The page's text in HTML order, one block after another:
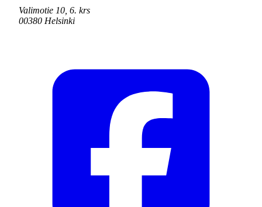
Valimotie 10, 6. krs
00380 Helsinki